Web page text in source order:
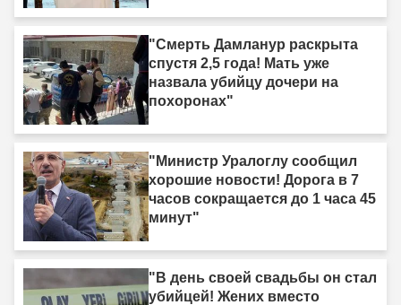
"Смерть Дамланур раскрыта
спустя 2,5 года! Мать уже
назвала убийцу дочери на
похоронах"
"Министр Уралоглу сообщил
хорошие новости! Дорога в 7
часов сокращается до 1 часа 45
минут"
"В день своей свадьбы он стал
убийцей! Жених вместо